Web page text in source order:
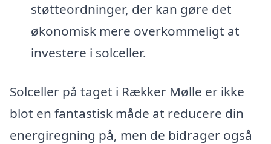
støtteordninger, der kan gøre det
økonomisk mere overkommeligt at
investere i solceller.
Solceller på taget i Rækker Mølle er ikke
blot en fantastisk måde at reducere din
energiregning på, men de bidrager også